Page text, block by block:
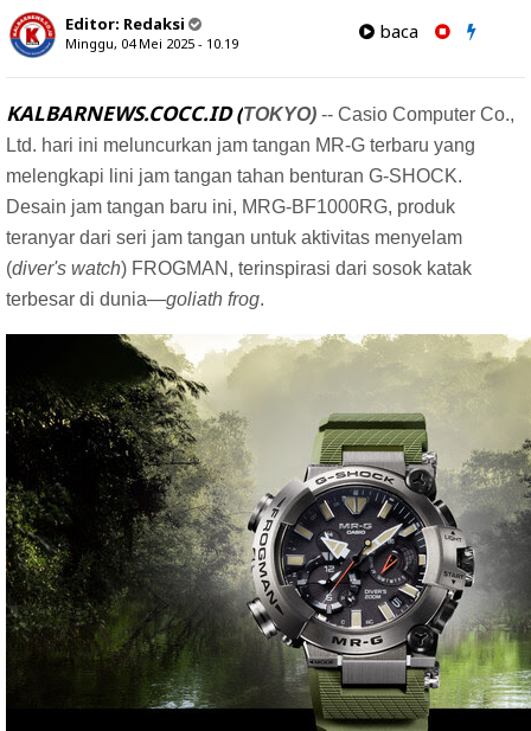
Editor: Redaksi
Minggu, 04 Mei 2025 - 10.19
baca
KALBARNEWS.COCC.ID (TOKYO) -- Casio Computer Co.,
Ltd. hari ini meluncurkan jam tangan MR-G terbaru yang
melengkapi lini jam tangan tahan benturan G-SHOCK.
Desain jam tangan baru ini, MRG-BF1000RG, produk
teranyar dari seri jam tangan untuk aktivitas menyelam
(diver's watch) FROGMAN, terinspirasi dari sosok katak
terbesar di dunia—goliath frog.